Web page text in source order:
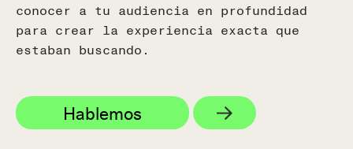
conocer a tu audiencia en profundidad
para crear la experiencia exacta que
estaban buscando.
Hablemos